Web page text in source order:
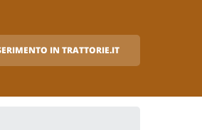
IN TRATTORIE.IT